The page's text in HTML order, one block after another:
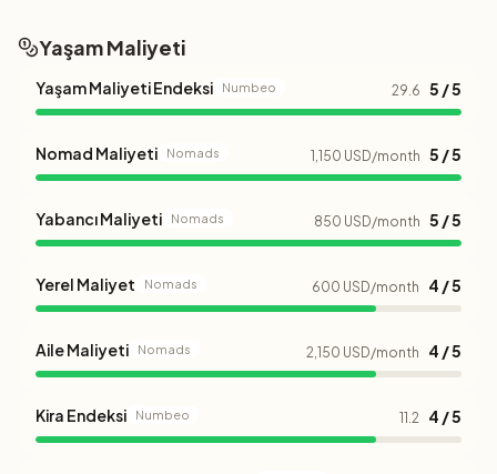
Yaşam Maliyeti
Yaşam Maliyeti Endeksi Numbeo 29.6 5 / 5
Nomad Maliyeti Nomads 1,150 USD/month 5 / 5
Yabancı Maliyeti Nomads 850 USD/month 5 / 5
Yerel Maliyet Nomads 600 USD/month 4 / 5
Aile Maliyeti Nomads 2,150 USD/month 4 / 5
Kira Endeksi Numbeo 11.2 4 / 5